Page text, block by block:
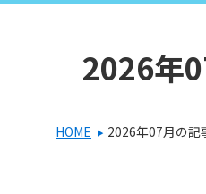
2026年
HOME 2026年07月の記